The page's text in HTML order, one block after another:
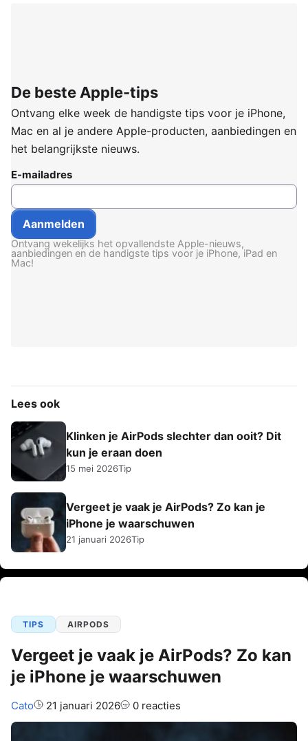
De beste Apple-tips
Ontvang elke week de handigste tips voor je iPhone,
Mac en al je andere Apple-producten, aanbiedingen en
het belangrijkste nieuws.
E-mailadres
Ontvang wekelijks het opvallendste Apple-nieuws,
aanbiedingen en de handigste tips voor je iPhone, iPad en
Mac!
Lees ook
Klinken je AirPods slechter dan ooit? Dit
kun je eraan doen
15 mei 2026Tip
Vergeet je vaak je AirPods? Zo kan je
iPhone je waarschuwen
21 januari 2026Tip
TIPS AIRPODS
Vergeet je vaak je AirPods? Zo kan
je iPhone je waarschuwen
Auteur:
Cato 21 januari 2026 0 reacties